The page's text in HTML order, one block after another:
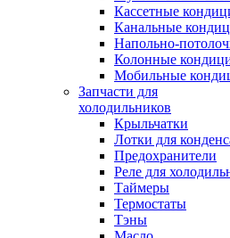
Кассетные
Канальные
Напольно-
Колонные
Мобильные
Запчасти для
холодильников
Крыльчатки
Лотки для
Предохранители
Реле для
Таймеры
Термостаты
Тэны